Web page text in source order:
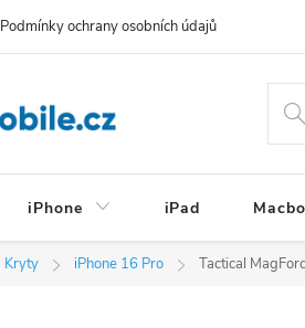
Podmínky ochrany osobních údajů
iPhone iPad
Kryty iPhone 16 Pro Tactical